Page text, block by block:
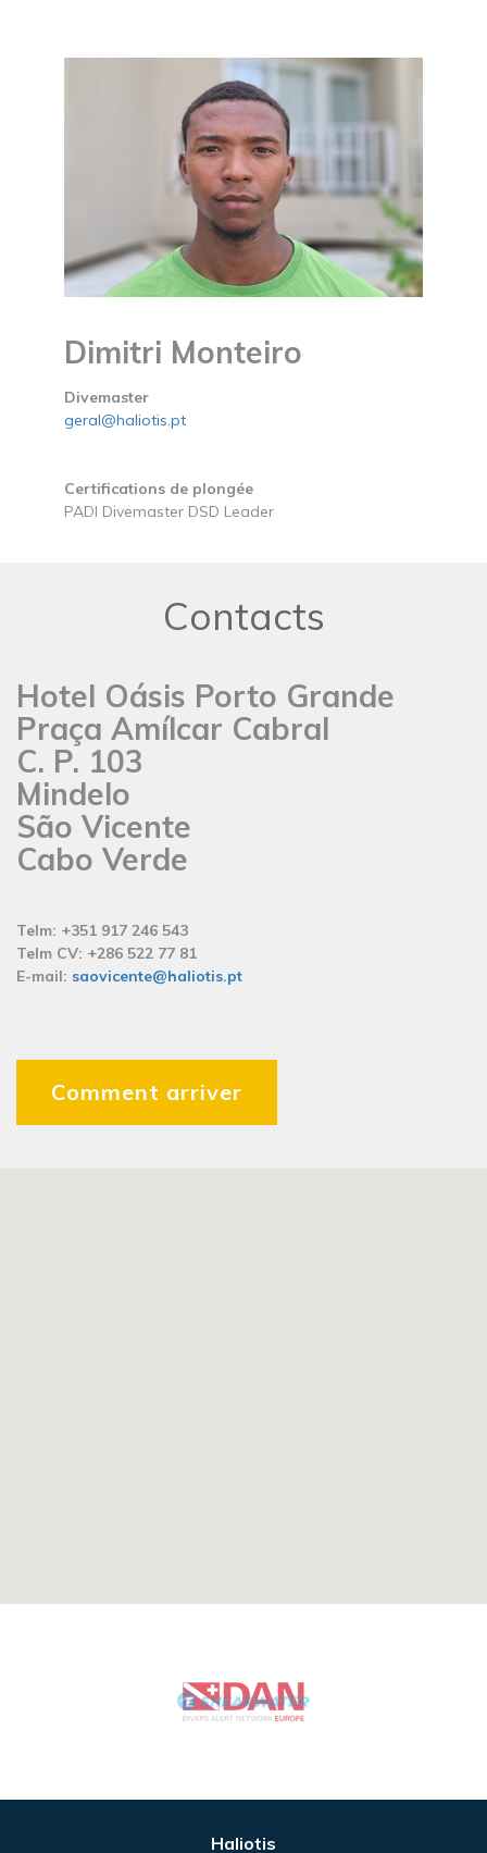
Dimitri Monteiro
Divemaster
geral@haliotis.pt
Certifications de plongée
PADI Divemaster DSD Leader
Contacts
Hotel Oásis Porto Grande
Praça Amílcar Cabral
C. P. 103
Mindelo
São Vicente
Cabo Verde
Telm: +351 917 246 543
Telm CV: +286 522 77 81
E-mail: saovicente@haliotis.pt
Comment arriver
Haliotis